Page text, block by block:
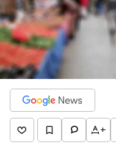
+